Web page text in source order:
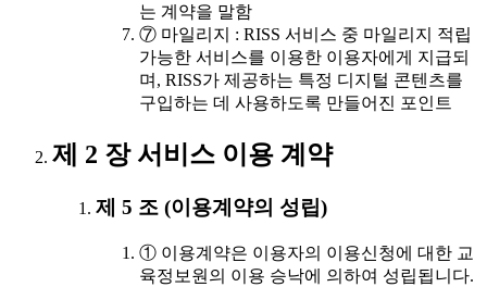
는 계약을 말함
⑦ 마일리지 : RISS 서비스 중 마일리지 적립
가능한 서비스를 이용한 이용자에게 지급되
며, RISS가 제공하는 특정 디지털 콘텐츠를
구입하는 데 사용하도록 만들어진 포인트
제 2 장 서비스 이용 계약
제 5 조 (이용계약의 성립)
① 이용계약은 이용자의 이용신청에 대한 교
육정보원의 이용 승낙에 의하여 성립됩니다.